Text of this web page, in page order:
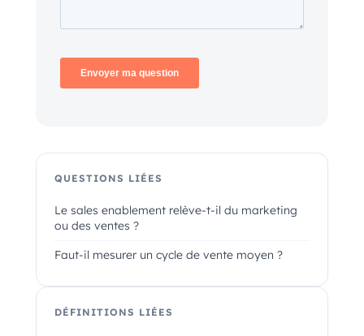
QUESTIONS LIÉES
Le sales enablement relève-t-il du marketing
ou des ventes ?
Faut-il mesurer un cycle de vente moyen ?
DÉFINITIONS LIÉES